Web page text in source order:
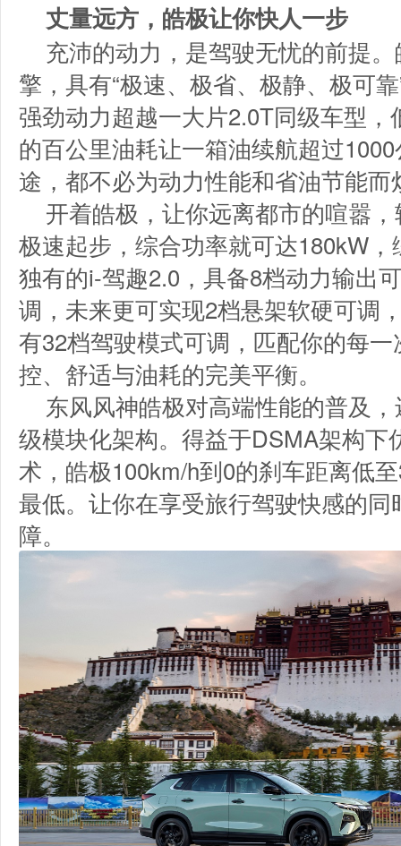
丈量远方，皓极让你快人一步
充沛的动力，是驾驶无忧的前提
擎，具有“极速、极省、极静、极可
强劲动力超越一大片2.0T同级车型
的百公里油耗让一箱油续航超过
途，都不必为动力性能和省油节能而
开着皓极，让你远离都市的喧嚣
极速起步，综合功率就可达180kW，
独有的i-驾趣2.0，具备8档动力输出
调，未来更可实现2档悬架软硬可调
有32档驾驶模式可调，匹配你的每
控、舒适与油耗的完美平衡。
东风风神皓极对高端性能的普及
级模块化架构。得益于DSMA架构下
术，皓极100km/h到0的刹车距离低
最低。让你在享受旅行驾驶快感的
障。